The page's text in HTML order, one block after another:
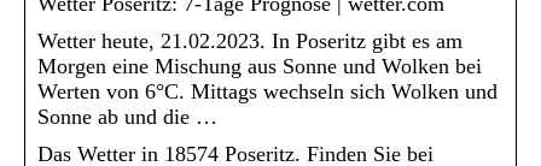
Wetter heute, 21.02.2023. In Poseritz gibt es am
Morgen eine Mischung aus Sonne und Wolken bei
Werten von 6°C. Mittags wechseln sich Wolken und
Sonne ab und die …
Das Wetter in 18574 Poseritz. Finden Sie bei